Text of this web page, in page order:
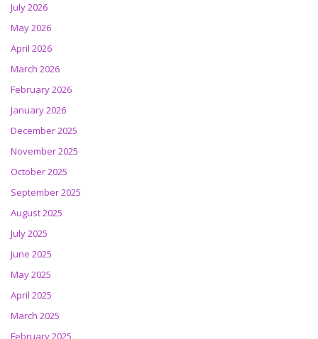
July 2026
May 2026
April 2026
March 2026
February 2026
January 2026
December 2025
November 2025
October 2025
September 2025
August 2025
July 2025
June 2025
May 2025
April 2025
March 2025
February 2025